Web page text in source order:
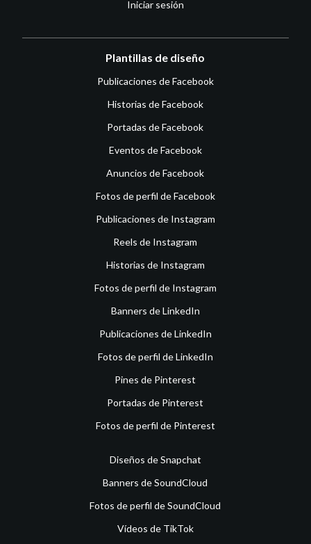
Iniciar sesión
Plantillas de diseño
Publicaciones de Facebook
Historias de Facebook
Portadas de Facebook
Eventos de Facebook
Anuncios de Facebook
Fotos de perfil de Facebook
Publicaciones de Instagram
Reels de Instagram
Historias de Instagram
Fotos de perfil de Instagram
Banners de LinkedIn
Publicaciones de LinkedIn
Fotos de perfil de LinkedIn
Pines de Pinterest
Portadas de Pinterest
Fotos de perfil de Pinterest
Diseños de Snapchat
Banners de SoundCloud
Fotos de perfil de SoundCloud
Vídeos de TikTok